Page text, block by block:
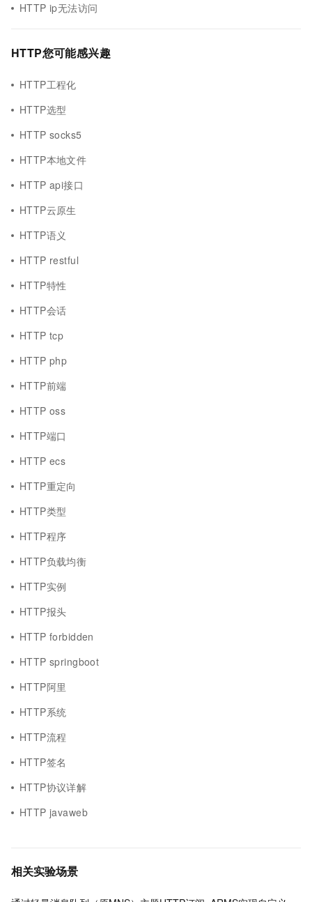
HTTP ip无法访问
HTTP您可能感兴趣
HTTP工程化
HTTP选型
HTTP socks5
HTTP本地文件
HTTP api接口
HTTP云原生
HTTP语义
HTTP restful
HTTP特性
HTTP会话
HTTP tcp
HTTP php
HTTP前端
HTTP oss
HTTP端口
HTTP ecs
HTTP重定向
HTTP类型
HTTP程序
HTTP负载均衡
HTTP实例
HTTP报头
HTTP forbidden
HTTP springboot
HTTP阿里
HTTP系统
HTTP流程
HTTP签名
HTTP协议详解
HTTP javaweb
相关实验场景